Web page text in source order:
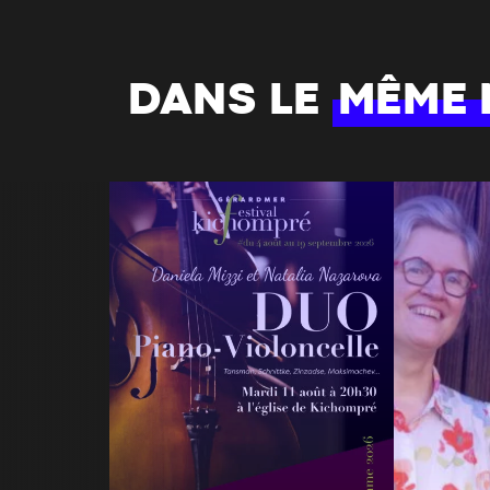
DANS LE MÊME